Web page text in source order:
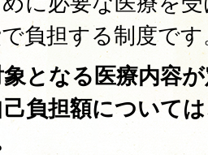
負担する制度です
となる医療内容
負担額について